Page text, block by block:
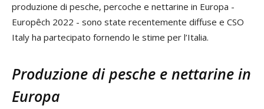
produzione di pesche, percoche e nettarine in Europa -
Europêch 2022 - sono state recentemente diffuse e CSO
Italy ha partecipato fornendo le stime per l’Italia.
Produzione di pesche e nettarine in
Europa